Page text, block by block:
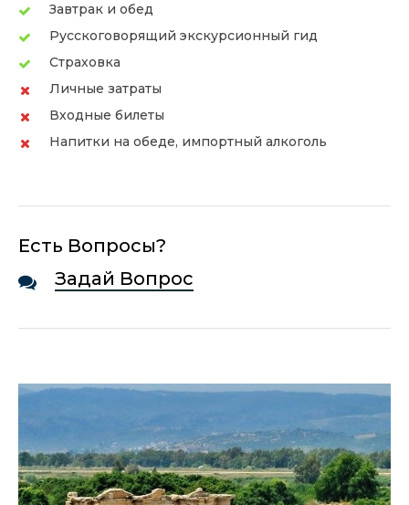
Завтрак и обед
Русскоговорящий экскурсионный гид
Страховка
Личные затраты
Входные билеты
Напитки на обеде, импортный алкоголь
Есть Вопросы?
Задай Вопрос